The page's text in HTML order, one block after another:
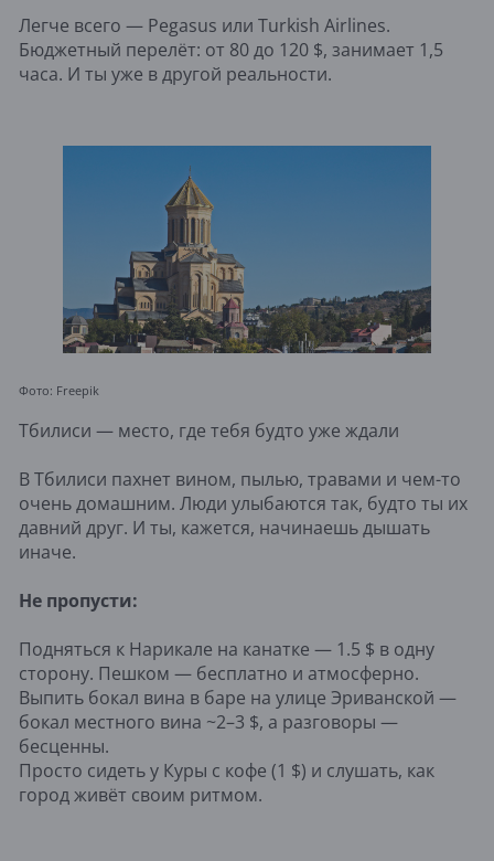
Легче всего — Pegasus или Turkish Airlines.
Бюджетный перелёт: от 80 до 120 $, занимает 1,5
часа. И ты уже в другой реальности.
Фото: Freepik
Тбилиси — место, где тебя будто уже ждали
В Тбилиси пахнет вином, пылью, травами и чем-то
очень домашним. Люди улыбаются так, будто ты их
давний друг. И ты, кажется, начинаешь дышать
иначе.
Не пропусти:
Подняться к Нарикале на канатке — 1.5 $ в одну
сторону. Пешком — бесплатно и атмосферно.
Выпить бокал вина в баре на улице Эриванской —
бокал местного вина ~2–3 $, а разговоры —
бесценны.
Просто сидеть у Куры с кофе (1 $) и слушать, как
город живёт своим ритмом.